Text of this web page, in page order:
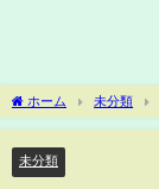
ホーム 未分類
を提出
未分類